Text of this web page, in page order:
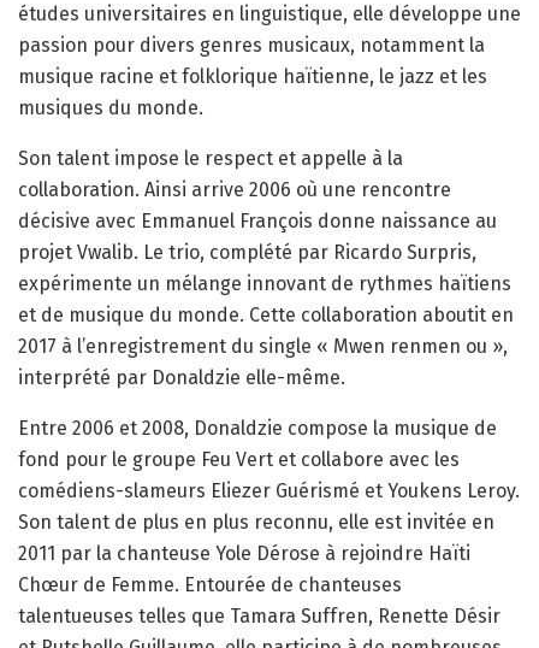
études universitaires en linguistique, elle développe une
passion pour divers genres musicaux, notamment la
musique racine et folklorique haïtienne, le jazz et les
musiques du monde.
Son talent impose le respect et appelle à la
collaboration. Ainsi arrive 2006 où une rencontre
décisive avec Emmanuel François donne naissance au
projet Vwalib. Le trio, complété par Ricardo Surpris,
expérimente un mélange innovant de rythmes haïtiens
et de musique du monde. Cette collaboration aboutit en
2017 à l’enregistrement du single « Mwen renmen ou »,
interprété par Donaldzie elle-même.
Entre 2006 et 2008, Donaldzie compose la musique de
fond pour le groupe Feu Vert et collabore avec les
comédiens-slameurs Eliezer Guérismé et Youkens Leroy.
Son talent de plus en plus reconnu, elle est invitée en
2011 par la chanteuse Yole Dérose à rejoindre Haïti
Chœur de Femme. Entourée de chanteuses
talentueuses telles que Tamara Suffren, Renette Désir